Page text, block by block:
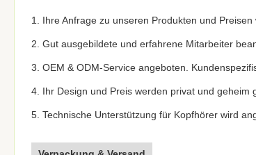
1. Ihre Anfrage zu unseren Produkten und
2. Gut ausgebildete und erfahrene Mitarbeiter
3. OEM & ODM-Service angeboten.
4. Ihr Design und Preis werden privat und geheim
5. Technische Unterstützung für Kopfhörer wird